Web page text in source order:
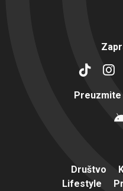
Preuzmite
Društvo
Lifestyle